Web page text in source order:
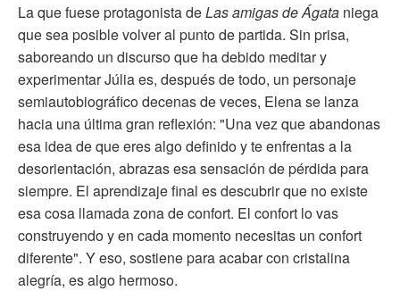
La que fuese protagonista deLas amigas de Ágata niega
que sea posible volver al punto de partida. Sin prisa,
saboreando un discurso que ha debido meditar y
experimentar Júlia es, después de todo, un personaje
semiautobiográfico decenas de veces, Elena se lanza
hacia una última gran reflexión: "Una vez que abandonas
esa idea de que eres algo definido y te enfrentas a la
desorientación, abrazas esa sensación de pérdida para
siempre. El aprendizaje final es descubrir que no existe
esa cosa llamada zona de confort. El confort lo vas
construyendo y en cada momento necesitas un confort
diferente". Y eso, sostiene para acabar con cristalina
alegría, es algo hermoso.